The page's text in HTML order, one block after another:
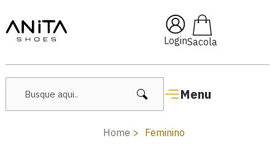
Login
Menu
🔥 Lançamentos Femininos
Home Feminino